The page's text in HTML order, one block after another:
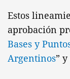
Estos
aprobación
Bases y
Argentinos”